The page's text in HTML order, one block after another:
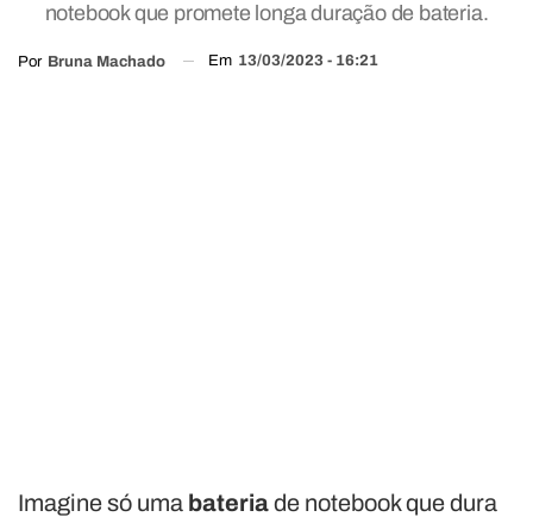
notebook que promete longa duração de bateria.
Por Bruna Machado Em 13/03/2023 - 16:21
Imagine só uma bateriade notebook que dura